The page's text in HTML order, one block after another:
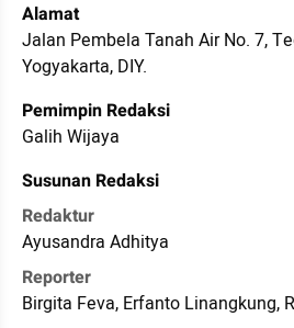
Alamat
Jalan Pembela Tanah Air No. 7,
Yogyakarta, DIY.
Pemimpin Redaksi
Galih Wijaya
Susunan Redaksi
Redaktur
Ayusandra Adhitya
Reporter
Birgita Feva, Erfanto Linangkung,